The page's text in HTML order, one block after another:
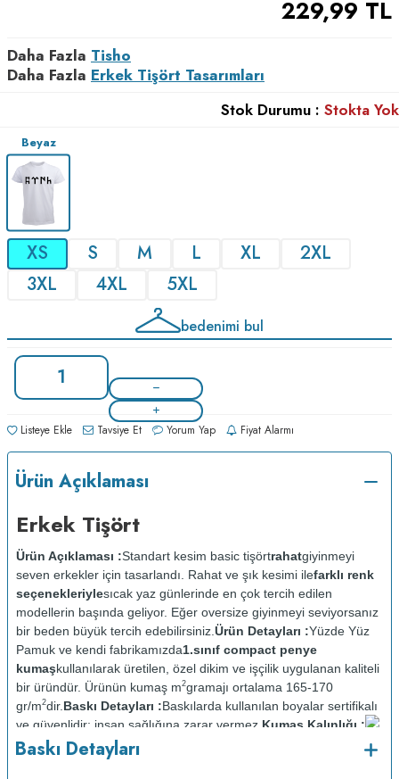
229,99 TL
Daha Fazla Tisho
Daha Fazla Erkek Tişört Tasarımları
Stok Durumu : Stokta Yok
Beyaz
XS S M L XL
2XL
3XL
4XL 5XL
bedenimi bul
Listeye Ekle Tavsiye Et Yorum Yap Fiyat Alarmı
Ürün Açıklaması
Erkek Tişört
Ürün Açıklaması :Standart kesim basic tişörtrahatgiyinmeyi
seven erkekler için tasarlandı. Rahat ve şık kesimi ilefarklı renk
seçenekleriylesıcak yaz günlerinde en çok tercih edilen
modellerin başında geliyor. Eğer oversize giyinmeyi seviyorsanız
bir beden büyük tercih edebilirsiniz. Ürün Detayları :Yüzde Yüz
Pamuk ve kendi fabrikamızda1.sınıf compact penye
kumaşkullanılarak üretilen, özel dikim ve işçilik uygulanan kaliteli
bir üründür. Ürünün kumaş m2gramajı ortalama 165-170
gr/m2dir. Baskı Detayları :Baskılarda kullanılan boyalar sertifikalı
ve güvenlidir; insan sağlığına zarar vermez. Kumaş Kalınlığı :
Bakım : Kısa programda maksimum 30
Kuru temizleme yapılmaz.
Baskı Detayları